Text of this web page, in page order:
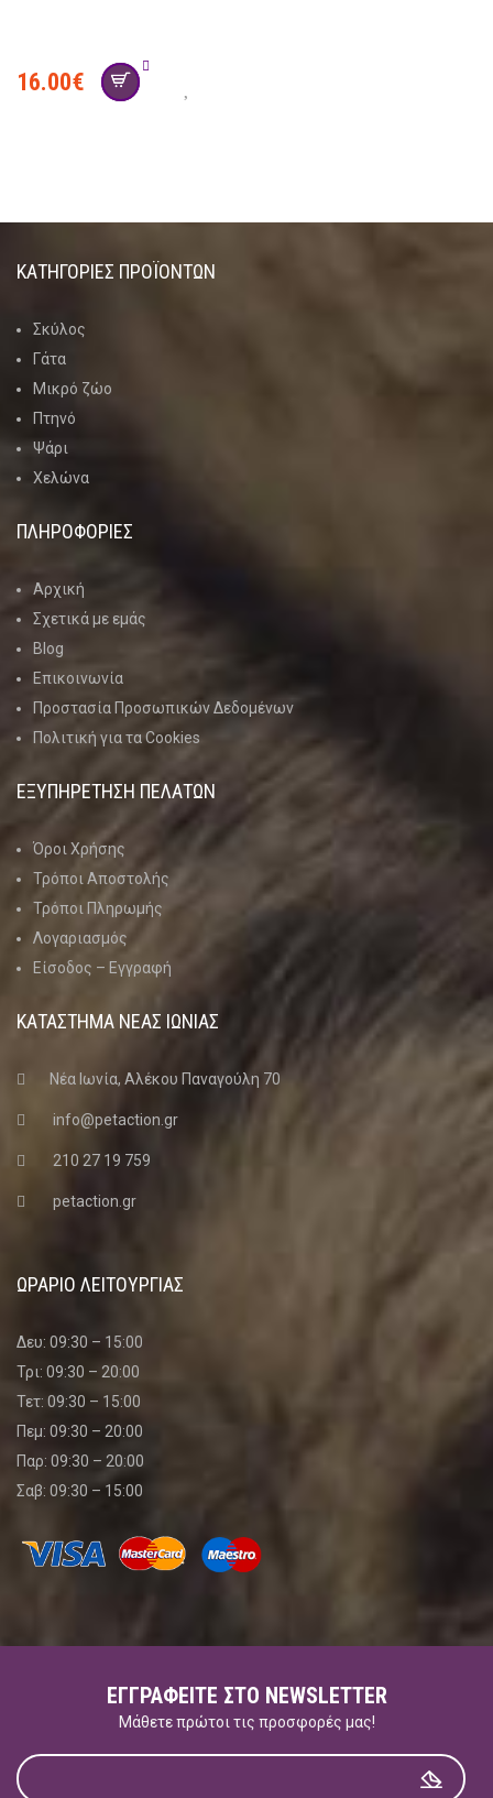
16.00€
ΚΑΤΗΓΟΡΊΕΣ ΠΡΟΪΌΝΤΩΝ
Σκύλος
Γάτα
Μικρό ζώο
Πτηνό
Ψάρι
Χελώνα
ΠΛΗΡΟΦΟΡΙΕΣ
Αρχική
Σχετικά με εμάς
Blog
Επικοινωνία
Προστασία Προσωπικών Δεδομένων
Πολιτική για τα Cookies
ΕΞΥΠΗΡΕΤΗΣΗ ΠΕΛΑΤΩΝ
Όροι Χρήσης
Τρόποι Αποστολής
Τρόποι Πληρωμής
Λογαριασμός
Είσοδος – Εγγραφή
ΚΑΤΑΣΤΗΜΑ ΝΈΑΣ ΙΩΝΊΑΣ
Νέα Ιωνία, Αλέκου Παναγούλη 70
info@petaction.gr
210 27 19 759
petaction.gr
ΩΡΑΡΙΟ ΛΕΙΤΟΥΡΓΙΑΣ
Δευ: 09:30 – 15:00
Τρι: 09:30 – 20:00
Τετ: 09:30 – 15:00
Πεμ: 09:30 – 20:00
Παρ: 09:30 – 20:00
Σαβ: 09:30 – 15:00
ΕΓΓΡΑΦΕΊΤΕ ΣΤΟ NEWSLETTER
Μάθετε πρώτοι τις προσφορές μας!